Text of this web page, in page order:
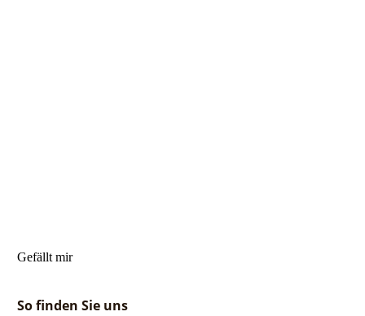
Gefällt mir
So finden Sie uns